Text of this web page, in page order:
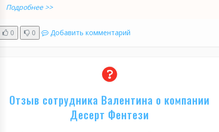
Подробнее >>
0 0 Добавить комментарий
Отзыв сотрудника Валентина о компании
Десерт Фентези